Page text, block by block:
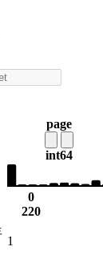
page
int64
0
220
1